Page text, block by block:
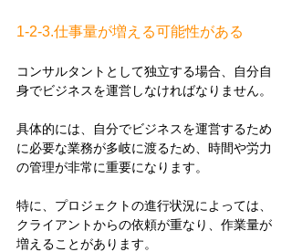
1-2-3.仕事量が増える可能性がある
コンサルタントとして独立する場合、自分自
身でビジネスを運営しなければなりません。
具体的には、自分でビジネスを運営するため
に必要な業務が多岐に渡るため、時間や労力
の管理が非常に重要になります。
特に、プロジェクトの進行状況によっては、
クライアントからの依頼が重なり、作業量が
増えることがあります。